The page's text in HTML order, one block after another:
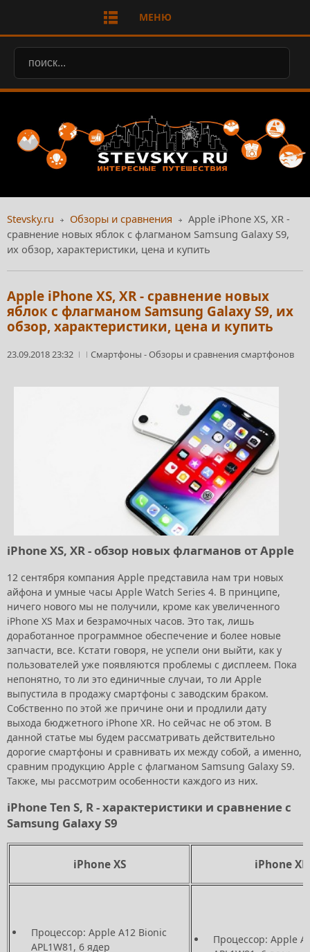
МЕНЮ
Stevsky.ru Обзоры и сравнения
Apple iPhone XS, XR -
сравнение новых яблок с флагманом Samsung Galaxy S9,
их обзор, характеристики, цена и купить
Apple iPhone XS, XR - сравнение новых
яблок с флагманом Samsung Galaxy S9, их
обзор, характеристики, цена и купить
23.09.2018 23:32 Смартфоны -Обзоры и сравнения смартфонов
iPhone XS, XR - обзор новых флагманов от Apple
12 сентября компания Apple представила нам три новых
айфона и умные часы Apple Watch Series 4. В принципе,
ничего нового мы не получили, кроме как увеличенного
iPhone XS Max и безрамочных часов. Это так, лишь
доработанное программное обеспечение и более новые
запчасти, все. Кстати говоря, не успели они выйти, как у
пользователей уже появляются проблемы с дисплеем. Пока
непонятно, то ли это единичные случаи, то ли Apple
выпустила в продажу смартфоны с заводским браком.
Собственно по этой же причине они и продлили дату
выхода бюджетного iPhone XR. Но сейчас не об этом. В
данной статье мы будем рассматривать действительно
дорогие смартфоны и сравнивать их между собой, а именно,
сравним продукцию Apple с флагманом Samsung Galaxy S9.
Также, мы рассмотрим особенности каждого из них.
iPhone Ten S, R - характеристики и сравнение с
Samsung Galaxy S9
iPhone XS iPhone XR
Процессор: Apple A12 Bionic
APL1W81, 6 ядер
Процессор: Apple